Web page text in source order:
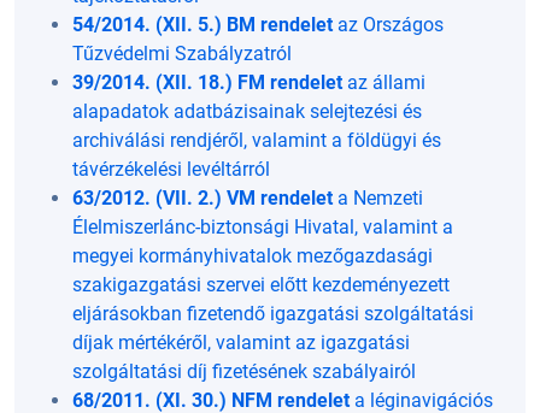
54/2014. (XII. 5.) BM rendelet az Országos
Tűzvédelmi Szabályzatról
39/2014. (XII. 18.) FM rendeletaz állami
alapadatok adatbázisainak selejtezési és
archiválási rendjéről, valamint a földügyi és
távérzékelési levéltárról
63/2012. (VII. 2.) VM rendeleta Nemzeti
Élelmiszerlánc-biztonsági Hivatal, valamint a
megyei kormányhivatalok mezőgazdasági
szakigazgatási szervei előtt kezdeményezett
eljárásokban fizetendő igazgatási szolgáltatási
díjak mértékéről, valamint az igazgatási
szolgáltatási díj fizetésének szabályairól
68/2011. (XI. 30.) NFM rendelet a léginavigációs